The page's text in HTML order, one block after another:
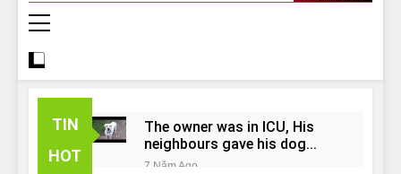
TIN
HOT
The owner was in ICU, His
neighbours gave his dog
away!
7 Năm Ago